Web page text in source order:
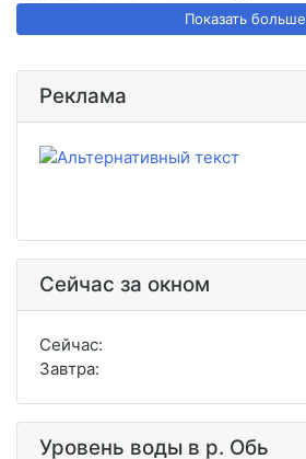
Показать больше
Реклама
Сейчас за окном
Сейчас:
Завтра:
Уровень воды в р. Обь